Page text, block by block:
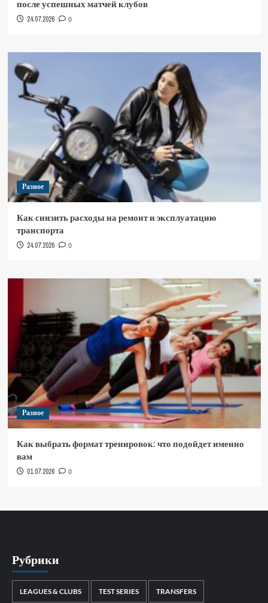
после успешных матчей клубов
24.07.2026 0
Разное
Как снизить расходы на ремонт и эксплуатацию
транспорта
24.07.2026 0
Разное
Как выбрать формат тренировок: что подойдет именно
вам
01.07.2026 0
Рубрики
LEAGUES & CLUBS TEST SERIES TRANSFERS